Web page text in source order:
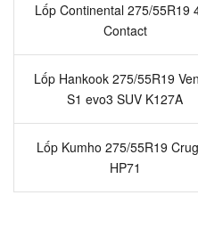
Lốp Continental 275/55R19
Contact
Lốp Hankook 275/55R19
S1 evo3 SUV K127A
Lốp Kumho 275/55R19
HP71